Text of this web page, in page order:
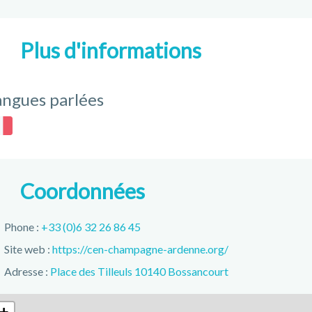
Plus d'informations
parlées
Coordonnées
Phone : +33 (0)6 32 26 86 45
Site web :https://cen-champagne-ardenne.org/
Adresse : Place des Tilleuls 10140 Bossancourt